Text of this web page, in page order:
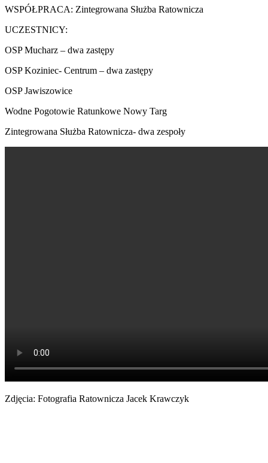
WSPÓŁPRACA: Zintegrowana Służba Ratownicza
UCZESTNICY:
OSP Mucharz – dwa zastępy
OSP Koziniec- Centrum – dwa zastępy
OSP Jawiszowice
Wodne Pogotowie Ratunkowe Nowy Targ
Zintegrowana Służba Ratownicza- dwa zespoły
Zdjęcia: Fotografia Ratownicza Jacek Krawczyk